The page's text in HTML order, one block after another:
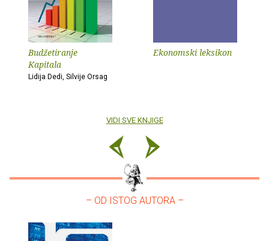
Budžetiranje
Kapitala
Lidija Dedi, Silvije Orsag
Ekonomski leksikon
VIDI SVE KNJIGE
– OD ISTOG AUTORA –